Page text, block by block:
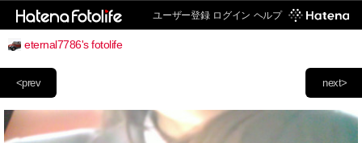
ユーザー登録 ログイン ヘルプ
eternal7786's fotolife
next>
<prev